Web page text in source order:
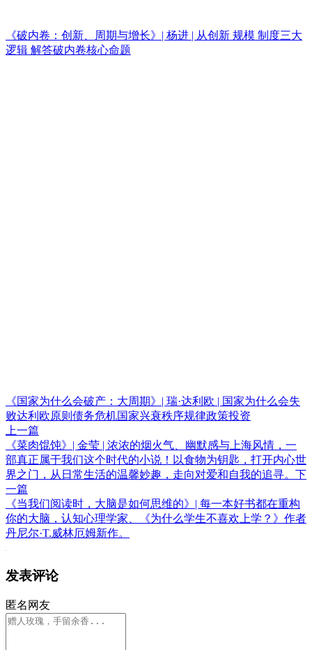
《破内卷：创新、周期与增长》| 杨进 | 从创新 规模 制度三大
逻辑 解答破内卷核心命题
《国家为什么会破产：大周期》| 瑞·达利欧 | 国家为什么会失
败达利欧原则债务危机国家兴衰秩序规律政策投资
上一篇
《菜肉馄饨》| 金莹 | 浓浓的烟火气、幽默感与上海风情，一
部真正属于我们这个时代的小说！以食物为钥匙，打开内心世
界之门，从日常生活的温馨妙趣，走向对爱和自我的追寻。 下
一篇
《当我们阅读时，大脑是如何思维的》| 每一本好书都在重构
你的大脑，认知心理学家、《为什么学生不喜欢上学？》作者
丹尼尔·T.威林厄姆新作。
发表评论
匿名网友